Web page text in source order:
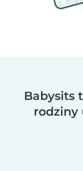
Babysits
rodziny